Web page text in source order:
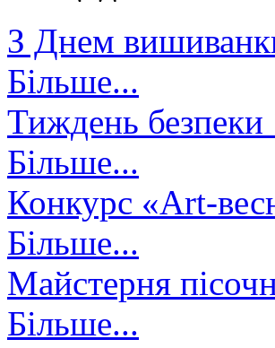
З Днем
Більше...
Тиждень
Більше...
Конкурс «Art-
Більше...
Майстерня
Більше...